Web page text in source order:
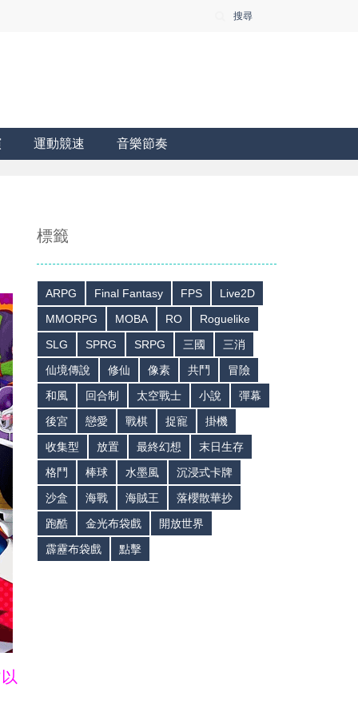
搜尋
運動競速 音樂節奏
標籤
ARPG Final Fantasy FPS
Live2D
MMORPG
MOBA RO
Roguelike
SLG
SPRG SRPG 三國
三消
仙境傳說
修仙 像素 共鬥
冒險
和風
回合制 太空戰士 小說
彈幕
後宮
戀愛 戰棋 捉寵
掛機
收集型
放置 最終幻想
末日生存
格鬥
棒球 水墨風
沉浸式卡牌
沙盒
海戰 海賊王
落櫻散華抄
跑酷
金光布袋戲
開放世界
霹靂布袋戲
點擊